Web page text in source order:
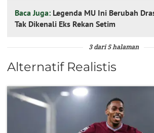
Baca Juga: Legenda MU Ini Berubah
Tak Dikenali Eks Rekan Setim
3 dari 5 halaman
Alternatif Realistis